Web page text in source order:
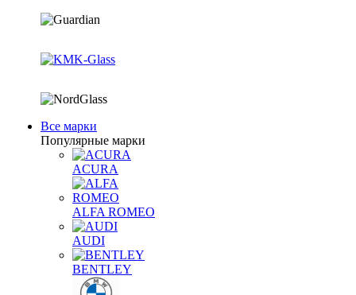
Все марки
Популярные марки
ACURA
ALFA ROMEO
AUDI
BENTLEY